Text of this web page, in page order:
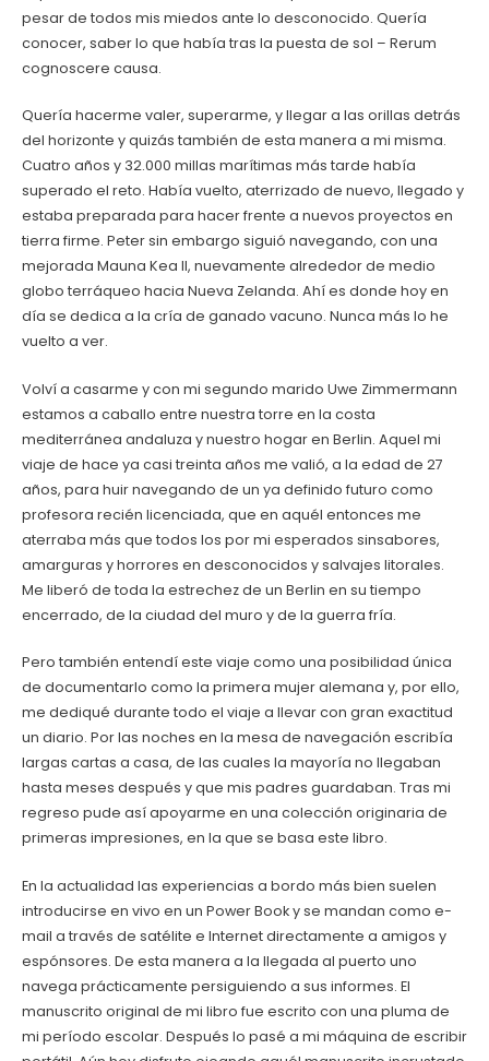
pesar de todos mis miedos ante lo desconocido. Quería
conocer, saber lo que había tras la puesta de sol – Rerum
cognoscere causa.
Quería hacerme valer, superarme, y llegar a las orillas detrás
del horizonte y quizás también de esta manera a mi misma.
Cuatro años y 32.000 millas marítimas más tarde había
superado el reto. Había vuelto, aterrizado de nuevo, llegado y
estaba preparada para hacer frente a nuevos proyectos en
tierra firme. Peter sin embargo siguió navegando, con una
mejorada Mauna Kea II, nuevamente alrededor de medio
globo terráqueo hacia Nueva Zelanda. Ahí es donde hoy en
día se dedica a la cría de ganado vacuno. Nunca más lo he
vuelto a ver.
Volví a casarme y con mi segundo marido Uwe Zimmermann
estamos a caballo entre nuestra torre en la costa
mediterránea andaluza y nuestro hogar en Berlin. Aquel mi
viaje de hace ya casi treinta años me valió, a la edad de 27
años, para huir navegando de un ya definido futuro como
profesora recién licenciada, que en aquél entonces me
aterraba más que todos los por mi esperados sinsabores,
amarguras y horrores en desconocidos y salvajes litorales.
Me liberó de toda la estrechez de un Berlin en su tiempo
encerrado, de la ciudad del muro y de la guerra fría.
Pero también entendí este viaje como una posibilidad única
de documentarlo como la primera mujer alemana y, por ello,
me dediqué durante todo el viaje a llevar con gran exactitud
un diario. Por las noches en la mesa de navegación escribía
largas cartas a casa, de las cuales la mayoría no llegaban
hasta meses después y que mis padres guardaban. Tras mi
regreso pude así apoyarme en una colección originaria de
primeras impresiones, en la que se basa este libro.
En la actualidad las experiencias a bordo más bien suelen
introducirse en vivo en un Power Book y se mandan como e-
mail a través de satélite e Internet directamente a amigos y
espónsores. De esta manera a la llegada al puerto uno
navega prácticamente persiguiendo a sus informes. El
manuscrito original de mi libro fue escrito con una pluma de
mi período escolar. Después lo pasé a mi máquina de escribir